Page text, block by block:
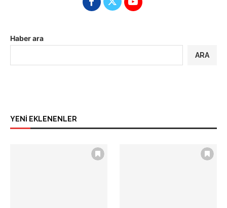
Haber ara
ARA
YENİ EKLENENLER